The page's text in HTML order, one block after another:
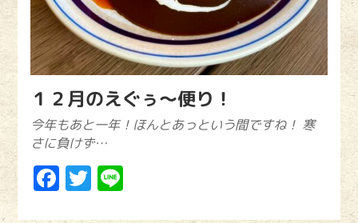
１２月のえぐぅ〜便り！
今年もあと一年！ほんとあっという間ですね！ 寒
さに負けず…
Facebook
Twitter